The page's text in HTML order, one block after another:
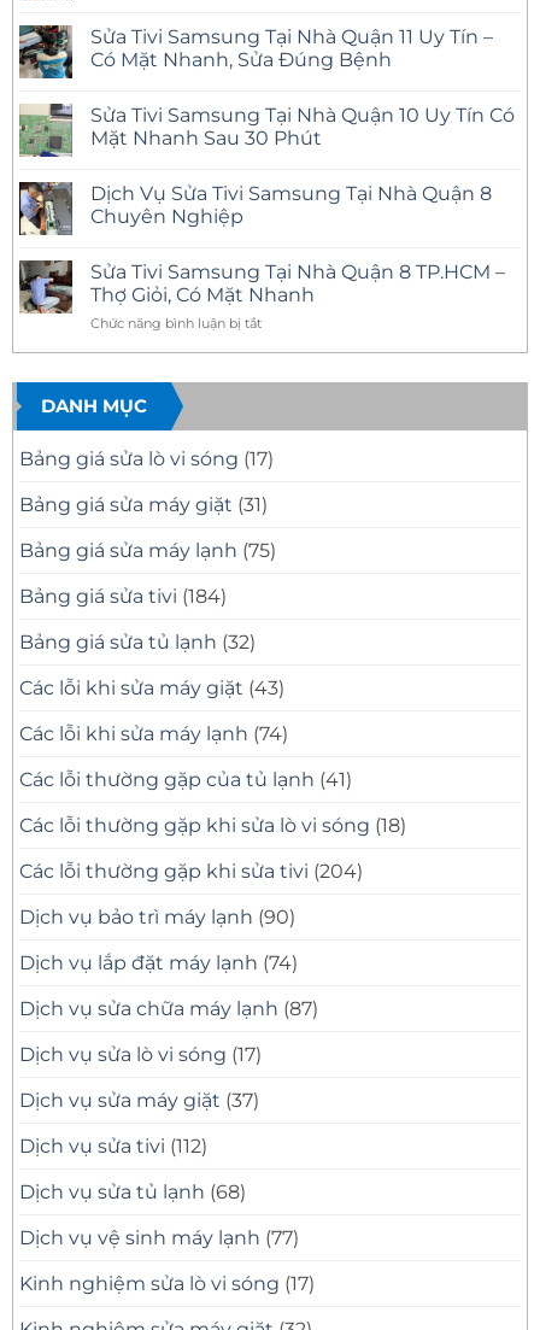
bình
luận
ở
Samsung
Tại
Nhà
Uy
Tín
–
Nhanh,
Báo
Giá
Minh
Bạch
Sửa Tivi Samsung Tại Nhà Quận 11 Uy Tín –
Có Mặt Nhanh, Sửa Đúng Bệnh
bình
luận
ở
Samsung
Tại
Nhà
Uy
Tín
Có
Mặt
Nhanh,
Đúng
Bệnh
Sửa Tivi Samsung Tại Nhà Quận 10 Uy Tín Có
Mặt Nhanh Sau 30 Phút
bình
luận
ở
Samsung
Tại
Nhà
Quận
10
Uy
Có
Mặt
Nhanh
Sau
Phút
Dịch Vụ Sửa Tivi Samsung Tại Nhà Quận 8
Chuyên Nghiệp
bình
luận
ở
Dịch
Vụ
Sửa
Samsung
Tại
Nhà
Quận
Chuyên
Sửa Tivi Samsung Tại Nhà Quận 8 TP.HCM –
Thợ Giỏi, Có Mặt Nhanh
Chức năng bình luận bị tắtở
Samsung
8
–
Giỏi,
DANH MỤC
Bảng giá sửa lò vi sóng (17)
Bảng giá sửa máy giặt (31)
Bảng giá sửa máy lạnh (75)
Bảng giá sửa tivi (184)
Bảng giá sửa tủ lạnh (32)
Các lỗi khi sửa máy giặt (43)
Các lỗi khi sửa máy lạnh (74)
Các lỗi thường gặp của tủ lạnh (41)
Các lỗi thường gặp khi sửa lò vi sóng (18)
Các lỗi thường gặp khi sửa tivi (204)
Dịch vụ bảo trì máy lạnh (90)
Dịch vụ lắp đặt máy lạnh (74)
Dịch vụ sửa chữa máy lạnh (87)
Dịch vụ sửa lò vi sóng (17)
Dịch vụ sửa máy giặt (37)
Dịch vụ sửa tivi (112)
Dịch vụ sửa tủ lạnh (68)
Dịch vụ vệ sinh máy lạnh (77)
Kinh nghiệm sửa lò vi sóng (17)